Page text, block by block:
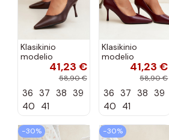
Klasikinio
modelio
aukštakulniai
šokolado
spalvos Nesha
41,23 €
58,90 €
36 37 38 39
40 41
Klasikinio
modelio
aukštakulniai
bordo spalvos
Nesha
41,23 €
58,90 €
36 37 38 39
40 41
−30%
−30%